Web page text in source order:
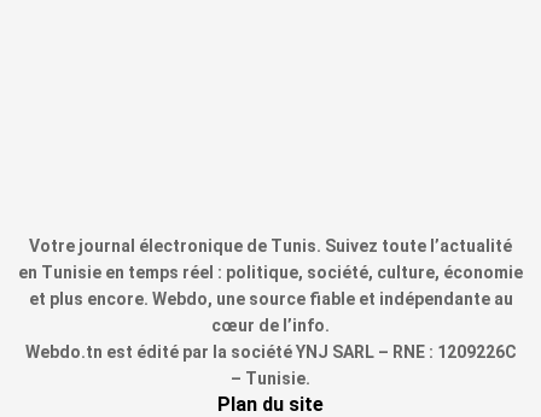
Votre journal électronique de Tunis. Suivez toute l’actualité
en Tunisie en temps réel : politique, société, culture, économie
et plus encore. Webdo, une source fiable et indépendante au
cœur de l’info.
Webdo.tn est édité par la société YNJ SARL – RNE : 1209226C
– Tunisie.
Plan du site